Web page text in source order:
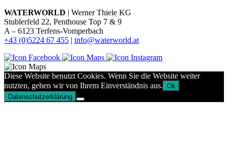
WATERWORLD | Werner Thiele KG
Stublerfeld 22, Penthouse Top 7 & 9
A – 6123 Terfens-Vomperbach
+43 (0)5224 67 455 | info@waterworld.at
Diese Website benutzt Cookies. Wenn Sie die Website weiter
nutzten, gehen wir von Ihrem Einverständnis aus. Ok
Datenschutzerklärung